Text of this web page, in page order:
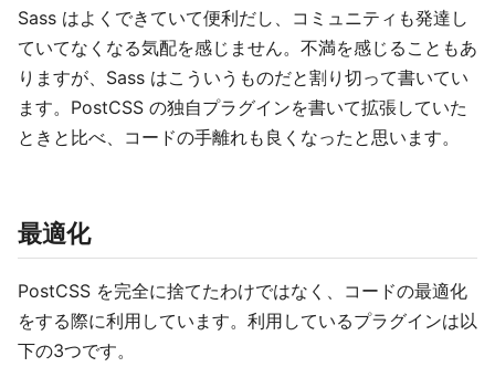
Sass はよくできていて便利だし、コミュニティも発達し
ていてなくなる気配を感じません。不満を感じることもあ
りますが、Sass はこういうものだと割り切って書いてい
ます。PostCSS の独自プラグインを書いて拡張していた
ときと比べ、コードの手離れも良くなったと思います。
最適化
PostCSS を完全に捨てたわけではなく、コードの最適化
をする際に利用しています。利用しているプラグインは以
下の3つです。